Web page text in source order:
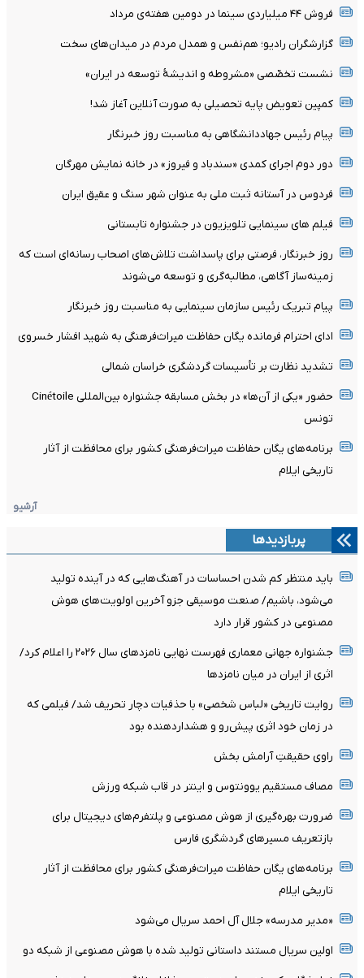
فروش ۴۴ میلیاردی سینما در دومین هفته‌ی مرداد
گزارشگران رادیو؛ هم‌نفس و همدل مردم در میدان‌های سخت
نشست تخصّصی «مشروطه و اندیشۀ توسعه در ایران»
کمپین تعویض پایه تحصیلی به صورت آنلاین آغاز شد!
پیام رئیس جهاددانشگاهی به مناسبت روز خبرنگار
دور دوم اجرای کمدی «سندباد و فیروز» در خانه نمایش مهرگان
فردوس در آستانه ثبت ملی به عنوان شهر سنگ و عقیق ایران
فیلم های سینمایی تلویزیون در جشنواره تابستانی
روز خبرنگار، فرصتی برای پاسداشت تلاش‌های اصحاب رسانه‌ای است که
زمینه‌ساز آگاهی، مطالبه‌گری و توسعه می‌شوند
پیام تبریک رئیس سازمان سینمایی به مناسبت روز خبرنگار
ادای احترام فرمانده یگان حفاظت میراث‌فرهنگی به شهید افشار خسروی
تشدید نظارت بر تأسیسات گردشگری خراسان شمالی
حضور «یکی از آن‌ها» در بخش مسابقه جشنواره بین‌المللی Cinétoile
تونس
برنامه‌های یگان حفاظت میراث‌فرهنگی کشور برای محافظت از آثار
تاریخی ایلام
آرشیو
پربازدیدها
باید منتظر کم شدن احساسات در آهنگ‌هایی که در آینده تولید
می‌شود، باشیم/ صنعت موسیقی جزو آخرین اولویت‌های هوش
مصنوعی در کشور قرار دارد
جشنواره جهانی معماری فهرست نهایی نامزدهای سال ۲۰۲۶ را اعلام کرد/
اثری از ایران در میان نامزدها
روایت تاریخی «لباس شخصی» با حذفیات دچار تحریف شد/ فیلمی که
در زمان خود اثری پیش‌رو و هشداردهنده بود
راوی حقیقتِ آرامش‌ بخش
مصاف مستقیم یوونتوس و اینتر در قاب شبکه ورزش
ضرورت بهره‌گیری از هوش مصنوعی و پلتفرم‌های دیجیتال برای
بازتعریف مسیرهای گردشگری فارس
برنامه‌های یگان حفاظت میراث‌فرهنگی کشور برای محافظت از آثار
تاریخی ایلام
«مدیر مدرسه» جلال آل احمد سریال می‌شود
اولین سریال مستند داستانی تولید شده با هوش مصنوعی از شبکه دو